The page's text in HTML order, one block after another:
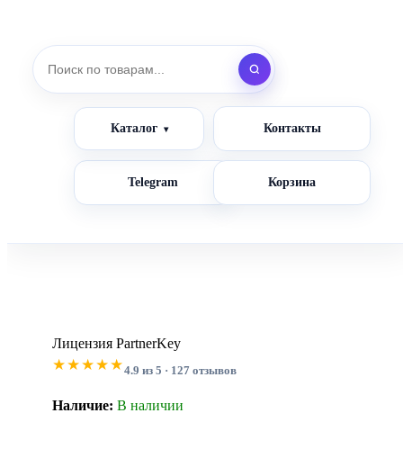
Каталог Контакты
Telegram Корзина
Лицензия PartnerKey
★★★★★4.9 из 5 · 127 отзывов
Наличие: В наличии